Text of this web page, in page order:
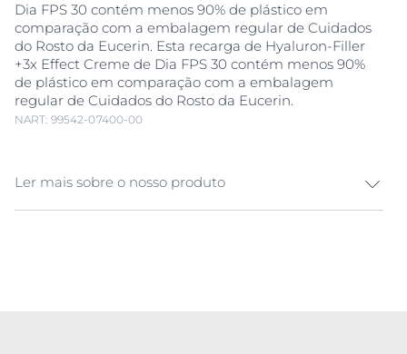
Dia FPS 30 contém menos 90% de plástico em
comparação com a embalagem regular de Cuidados
do Rosto da Eucerin. Esta recarga de Hyaluron-Filler
+3x Effect Creme de Dia FPS 30 contém menos 90%
de plástico em comparação com a embalagem
regular de Cuidados do Rosto da Eucerin.
NART: 99542-07400-00
Ler mais sobre o nosso produto